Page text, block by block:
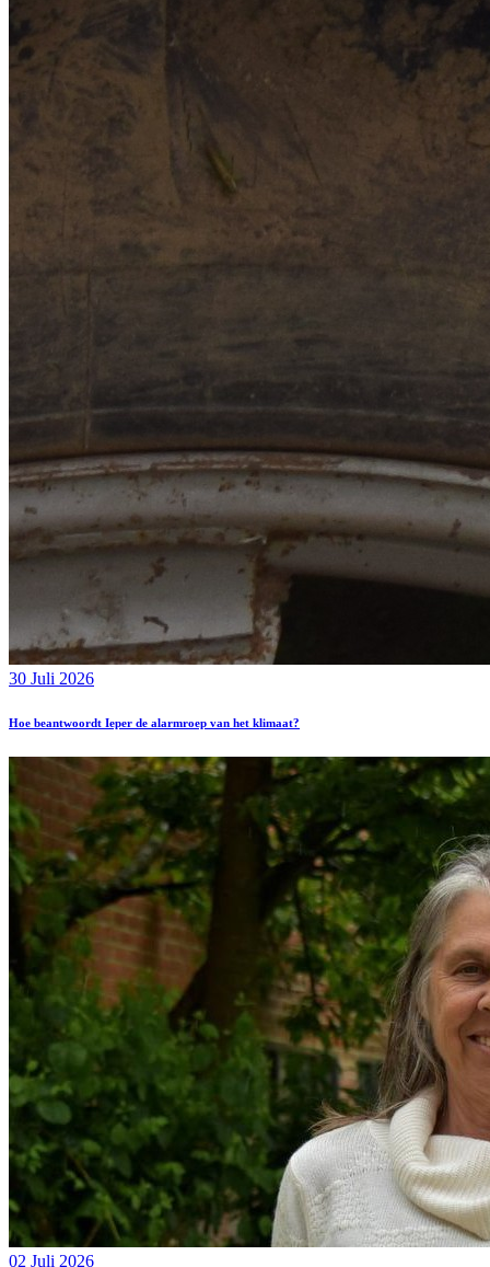
30 Juli 2026
Hoe beantwoordt Ieper de alarmroep van het klimaat?
02 Juli 2026